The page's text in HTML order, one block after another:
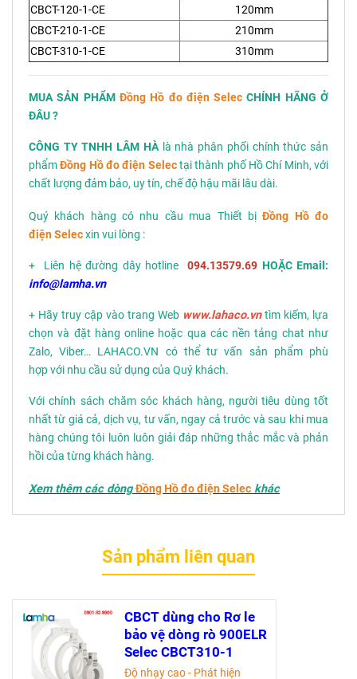
CBCT-120-1-CE
120mm
CBCT-210-1-CE
210mm
CBCT-310-1-CE
310mm
MUA SẢN PHẨMĐồng Hồ đo điện Selec CHÍNH HÃNG Ở
ĐÂU ?
CÔNG TY TNHH LÂM HÀlà nhà phân phối chính thức sản
phẩmĐồng Hồ đo điện Selectại thành phố Hồ Chí Minh, với
chất lượng đảm bảo, uy tín, chế độ hậu mãi lâu dài.
Quý khách hàng có nhu cầu mua Thiết bịĐồng Hồ đo
điện Selecxin vui lòng :
+ Liên hệ đường dây hotline 094.13579.69 HOẶC Email:
info@lamha.vn
+ Hãy truy cập vào trang Web www.lahaco.vntìm kiếm, lựa
chọn và đặt hàng online hoặc qua các nền tảng chat như
Zalo, Viber… LAHACO.VN có thể tư vấn sản phẩm phù
hợp với nhu cầu sử dụng của Quý khách.
Với chính sách chăm sóc khách hàng, người tiêu dùng tốt
nhất từ giá cả, dịch vụ, tư vấn, ngay cả trước và sau khi mua
hàng chúng tôi luôn luôn giải đáp những thắc mắc và phản
hồi của từng khách hàng.
Xem thêm các dòng Đồng Hồ đo điện Selec khác
Sản phẩm liên quan
CBCT dùng cho Rơ le
bảo vệ dòng rò 900ELR
Selec CBCT310-1
Độ nhạy cao - Phát hiện